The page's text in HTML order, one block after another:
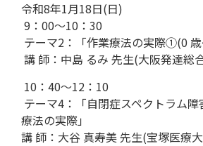
令和8年1月18日(日)
9：00～10：30
テーマ2：「作業療法の実際①(0 歳
講 師：中島 るみ 先生(大阪発達総
10：40～12：10
テーマ4：「自閉症スペクトラム
療法の実際」
講 師：大谷 真寿美 先生(宝塚医療